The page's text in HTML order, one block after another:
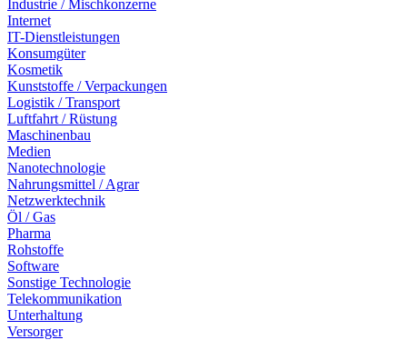
Industrie / Mischkonzerne
Internet
IT-Dienstleistungen
Konsumgüter
Kosmetik
Kunststoffe / Verpackungen
Logistik / Transport
Luftfahrt / Rüstung
Maschinenbau
Medien
Nanotechnologie
Nahrungsmittel / Agrar
Netzwerktechnik
Öl / Gas
Pharma
Rohstoffe
Software
Sonstige Technologie
Telekommunikation
Unterhaltung
Versorger